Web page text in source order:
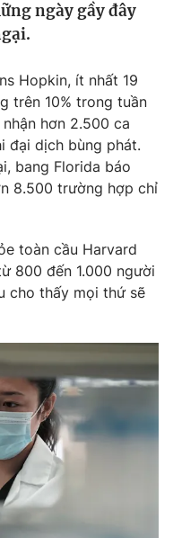
ngày gầy đây
Hopkin, ít nhất 19
trên 10% trong tuần
hơn 2.500 ca
đại dịch bùng phát.
bang Florida báo
8.500 trường hợp chỉ
toàn cầu Harvard
800 đến 1.000 người
cho thấy mọi thứ sẽ